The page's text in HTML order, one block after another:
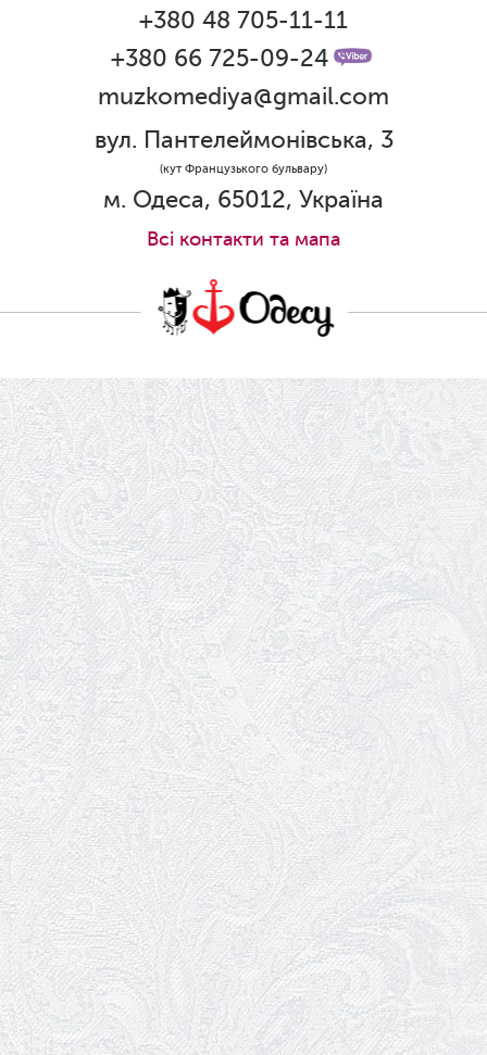
+380 48 705-11-11
+380 66 725-09-24
muzkomediya@gmail.com
вул. Пантелеймонівська, 3
(кут Французького бульвару)
м. Одеса, 65012, Україна
Всi контакти та мапа